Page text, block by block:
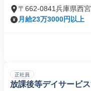
〒662-0841兵庫県西
月給23万3000円以上
正社員
放課後等デイサービ